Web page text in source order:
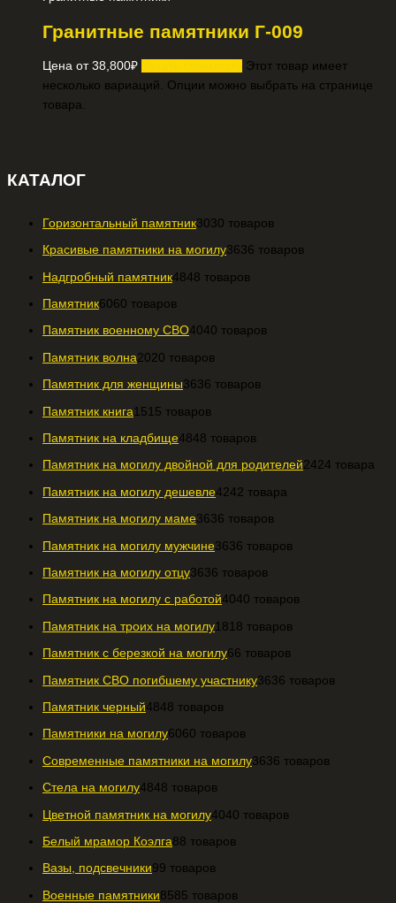
Гранитные памятники Г-009
Цена от 38,800₽
Этот товар имеет
несколько вариаций. Опции можно выбрать на странице
товара.
КАТАЛОГ
Горизонтальный памятник3030 товаров
Красивые памятники на могилу3636 товаров
Надгробный памятник4848 товаров
Памятник6060 товаров
Памятник военному СВО4040 товаров
Памятник волна2020 товаров
Памятник для женщины3636 товаров
Памятник книга 15 15 товаров
Памятник на кладбище4848 товаров
Памятник на могилу двойной для родителей2424 товара
Памятник на могилу дешевле4242 товара
Памятник на могилу маме3636 товаров
Памятник на могилу мужчине3636 товаров
Памятник на могилу отцу3636 товаров
Памятник на могилу с работой4040 товаров
Памятник на троих на могилу18 18 товаров
Памятник с березкой на могилу66 товаров
Памятник СВО погибшему участнику3636 товаров
Памятник черный4848 товаров
Памятники на могилу6060 товаров
Современные памятники на могилу3636 товаров
Стела на могилу4848 товаров
Цветной памятник на могилу4040 товаров
Белый мрамор Коэлга88 товаров
Вазы, подсвечники99 товаров
Военные памятники8585 товаров